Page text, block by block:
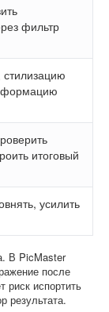
фильтр
итоговый
усилить
В PicMaster
после
испортить
результата.